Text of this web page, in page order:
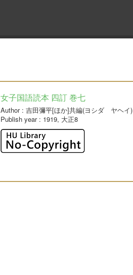
女子国語読本 四訂 巻七
Author: 吉田彌平[ほか]共編(ヨシダ ヤヘイ)
Publish year: 1919, 大正8